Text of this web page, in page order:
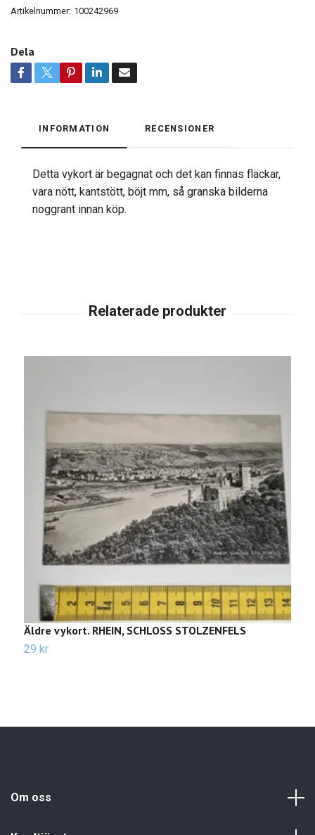
Artikelnummer: 100242969
Dela
INFORMATION RECENSIONER
Detta vykort är begagnat och det kan finnas fläckar,
vara nött, kantstött, böjt mm, så granska bilderna
noggrant innan köp.
Äldre vykort. RHEIN, SCHLOSS STOLZENFELS
29 kr
Om oss